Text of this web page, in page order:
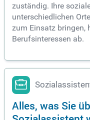
zuständig. Ihre
unterschiedlichen
zum Einsatz bringen,
Berufsinteressen ab.
Alles, was Sie